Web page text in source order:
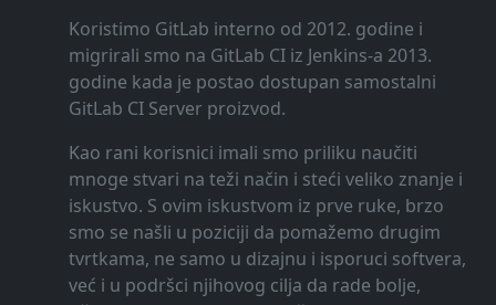
Koristimo GitLab interno od 2012. godine i
migrirali smo na GitLab CI iz Jenkins-a 2013.
godine kada je postao dostupan samostalni
GitLab CI Server proizvod.
Kao rani korisnici imali smo priliku naučiti
mnoge stvari na teži način i steći veliko znanje i
iskustvo. S ovim iskustvom iz prve ruke, brzo
smo se našli u poziciji da pomažemo drugim
tvrtkama, ne samo u dizajnu i isporuci softvera,
već i u podršci njihovog cilja da rade bolje,